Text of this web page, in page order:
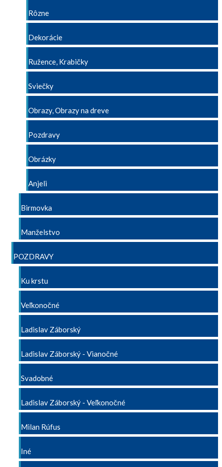
Rôzne
Dekorácie
Ružence, Krabičky
Sviečky
Obrazy, Obrazy na dreve
Pozdravy
Obrázky
Anjeli
Birmovka
Manželstvo
POZDRAVY
Ku krstu
Veľkonočné
Ladislav Záborský
Ladislav Záborský - Vianočné
Svadobné
Ladislav Záborský - Veľkonočné
Milan Rúfus
Iné